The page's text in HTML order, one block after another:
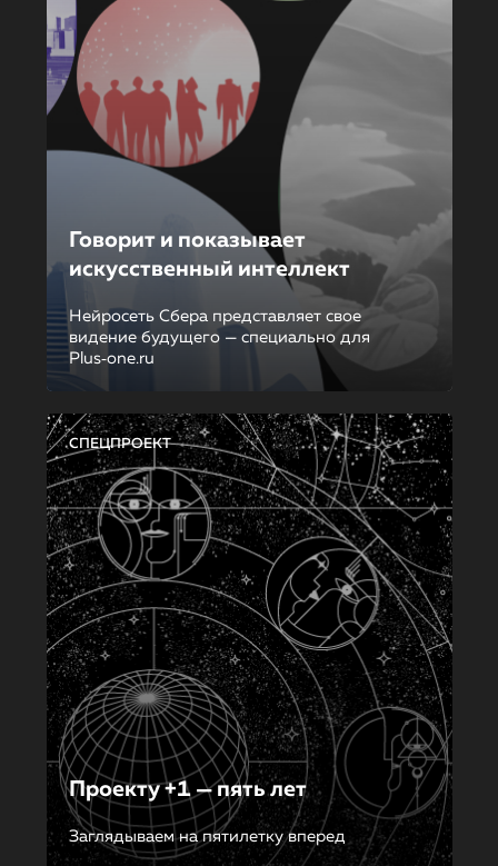
Говорит и показывает
искусственный интеллект
Нейросеть Сбера представляет свое
видение будущего — специально для
Plus‑one.ru
СПЕЦПРОЕКТ
Проекту +1 — пять лет
Заглядываем на пятилетку вперед